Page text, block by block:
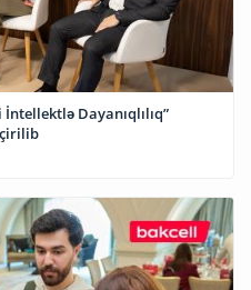
İntellektlə Dayanıqlılıq”